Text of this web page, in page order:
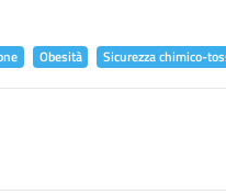
Obesità Sicurezza chimico-